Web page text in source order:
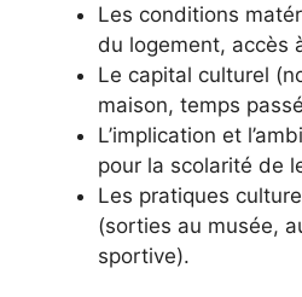
Les conditions
du logement, accès
Le capital culturel
maison, temps
L’implication et
pour la scolarité de
Les pratiques
(sorties au musée,
sportive).